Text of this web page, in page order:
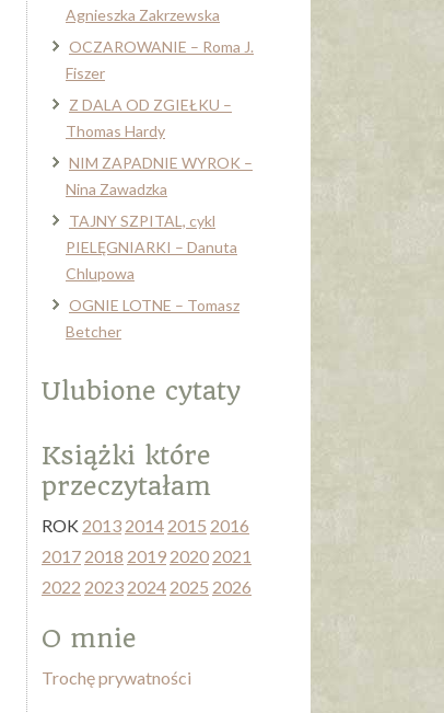
Agnieszka Zakrzewska
OCZAROWANIE – Roma J.
Fiszer
Z DALA OD ZGIEŁKU –
Thomas Hardy
NIM ZAPADNIE WYROK –
Nina Zawadzka
TAJNY SZPITAL, cykl
PIELĘGNIARKI – Danuta
Chlupowa
OGNIE LOTNE – Tomasz
Betcher
Ulubione cytaty
Książki które
przeczytałam
ROK 2013 2014 2015 2016
2017 2018 2019 2020 2021
2022 2023 2024 2025 2026
O mnie
Trochę prywatności